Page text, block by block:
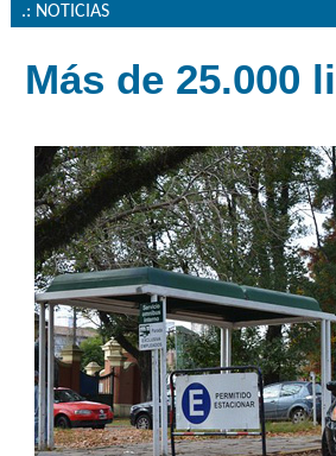
.: NOTICIAS
Más de 25.000